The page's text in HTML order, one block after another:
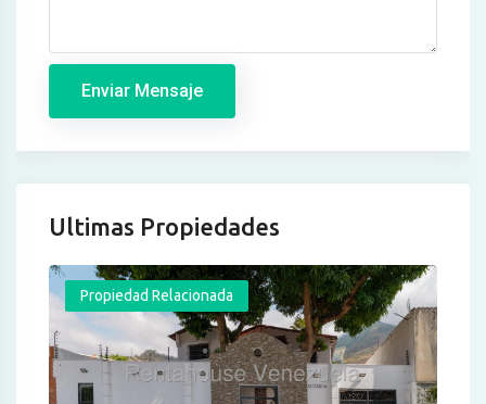
Enviar Mensaje
Ultimas Propiedades
Propiedad Relacionada